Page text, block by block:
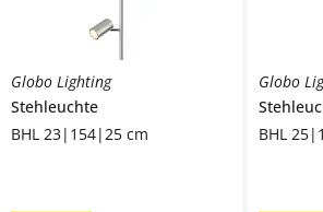
Globo Lighting
Stehleuchte
BHL 23|154|25 cm
Globo
BHL